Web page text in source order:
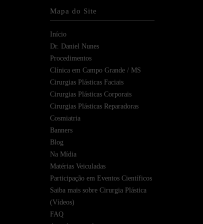
Mapa do Site
Início
Dr. Daniel Nunes
Procedimentos
Clínica em Campo Grande / MS
Cirurgias Plásticas Faciais
Cirurgias Plásticas Corporais
Cirurgias Plásticas Reparadoras
Cosmiatria
Banners
Blog
Na Mídia
Matérias Veiculadas
Participação em Eventos Científicos
Saiba mais sobre Cirurgia Plástica
(Vídeos)
FAQ